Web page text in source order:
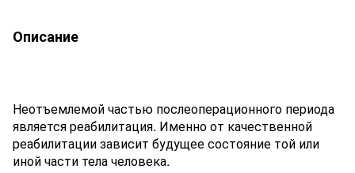
Описание
Неотъемлемой частью послеоперационного периода
является реабилитация. Именно от качественной
реабилитации зависит будущее состояние той или
иной части тела человека.